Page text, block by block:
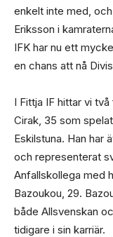
enkelt inte med,
Eriksson i
IFK har nu ett
en chans att nå
I Fittja IF hittar vi
Cirak, 35 som
Eskilstuna. Han har
och representerat
Anfallskollega med
Bazoukou, 29.
både Allsvenskan
tidigare i sin karriär.